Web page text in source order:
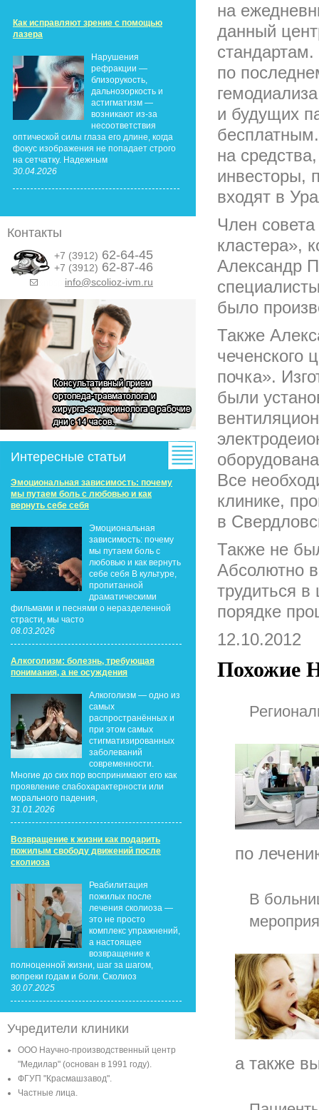
Как исправляют зрение с помощью
лазера
Нарушения
рефракции —
близорукость,
дальнозоркость и
астигматизм —
возникают из-за
несоответствия
оптической силы глаза его длине, когда
фокус изображения не попадает строго
на сетчатку. Надежным
30.04.2026
Контакты
+7 (3912) 62-64-45
+7 (3912) 62-87-46
info@scolioz-ivm.ru
Интересные статьи
Эмоциональная зависимость: почему
мы путаем боль с любовью и как
вернуть себе себя
Эмоциональная
зависимость: почему
мы путаем боль с
любовью и как вернуть
себе себя В культуре,
пропитанной
драматическими
фильмами и песнями о неразделенной
страсти, мы часто
08.03.2026
Алкоголизм: болезнь, требующая
понимания, а не осуждения
Алкоголизм — одно из
самых
распространённых и
при этом самых
стигматизированных
заболеваний
современности.
Многие до сих пор воспринимают его как
проявление слабохарактерности или
морального падения,
31.01.2026
Возвращение к жизни как подарить
пожилым свободу движений после
сколиоза
Реабилитация
пожилых после
лечения сколиоза —
это не просто
комплекс упражнений,
а настоящее
возвращение к
полноценной жизни, шаг за шагом,
вопреки годам и боли. Сколиоз
30.07.2025
Учредители клиники
ООО Научно-производственный центр
"Медилар" (основан в 1991 году).
ФГУП "Красмашзавод".
Частные лица.
на
данный
по
и будущих
на
инвесторы,
входят в
Член
кластера»,
Александр
было
Также
чеченского
почка».
были
Все
клинике,
в
Также не
Абсолютно
трудиться в
порядке
12.10.2012
Похожие
по
В
а также